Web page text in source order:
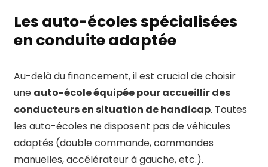
Les auto-écoles spécialisées
en conduite adaptée
Au-delà du financement, il est crucial de choisir
une auto-école équipée pour accueillir des
conducteurs en situation de handicap. Toutes
les auto-écoles ne disposent pas de véhicules
adaptés (double commande, commandes
manuelles, accélérateur à gauche, etc.).